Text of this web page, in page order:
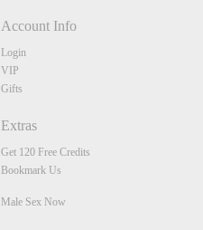
Account Info
Login
VIP
Gifts
Extras
Get 120 Free Credits
Bookmark Us
Male Sex Now